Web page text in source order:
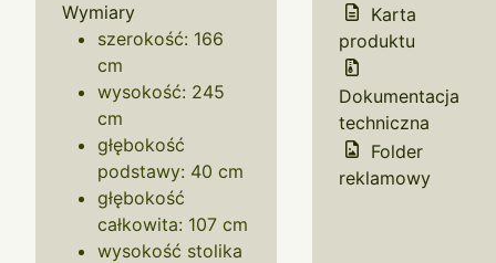
Wymiary
szerokość: 166
cm
wysokość: 245
cm
głębokość
podstawy: 40 cm
głębokość
całkowita: 107 cm
wysokość stolika
Karta
produktu
Dokumentacja
techniczna
Folder
reklamowy